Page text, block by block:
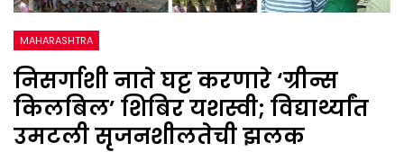
MAHARASHTRA
निसर्गाशी नाते घट्ट करणारे ‘ग्रीन्स
किलबिल’ शिबिर यशस्वी; विद्यार्थ्यांत
उमटली सृजनशीलतेची झलक